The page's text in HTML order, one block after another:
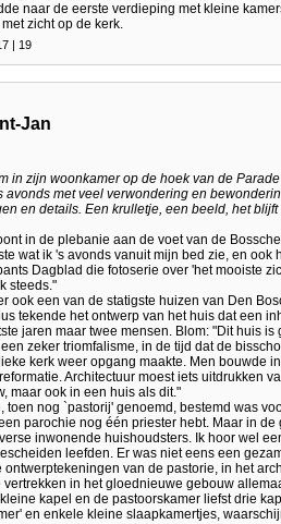
naar de eerste verdieping met kleine
zicht op de kerk.
| 19
Jan
in zijn woonkamer op de hoek van de
avonds met veel verwondering en
en details. Een krulletje, een beeld, het blijft
in de plebanie aan de voet van de
wat ik 's avonds vanuit mijn bed zie, en ook
Dagblad die fotoserie over 'het mooiste
steeds."
ook een van de statigste huizen van Den
tekende het ontwerp van het huis dat een
jaren maar twee mensen. Blom: "Dit huis
zeker triomfalisme, in de tijd dat de
kerk weer opgang maakte. Men bouwde
Architectuur moest iets uitdrukken
maar ook in een huis als dit."
toen nog `pastorij' genoemd, bestemd was
parochie nog één priester hebt. Maar in
inwonende huishoudsters. Ik hoor wel
leefden. Er was niet eens een
van de pastorie, in het
in het gloednieuwe gebouw
kapel en de pastoorskamer liefst drie
en enkele kleine slaapkamertjes,